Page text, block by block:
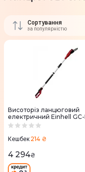
Сортування
за популярністю
Висоторiз ланцюговий
електричний Einhell GC-
7520 T 750Вт шина 20см
Кешбек 214 ₴
4 294₴